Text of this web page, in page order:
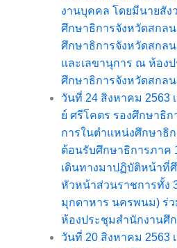
งานบุคคล โดยมีนายสัง
ศึกษาธิการจังหวัดสกล
ศึกษาธิการจังหวัดสกล
และเลขานุการ ณ ห้อง
ศึกษาธิการจังหวัดสกล
วันที่ 24 สิงหาคม 2563
ย์ ศรีโคตร รองศึกษาธิ
การในตำแหน่งศึกษาธิ
ต้อนรับศึกษาธิการภาค
เดินทางมาปฏิบัติหน้าที่
หัวหน้าส่วนราชการทั้ง
มุกดาหาร นครพนม) ร่
ห้องประชุมสำนักงานศึ
วันที่ 20 สิงหาคม 2563